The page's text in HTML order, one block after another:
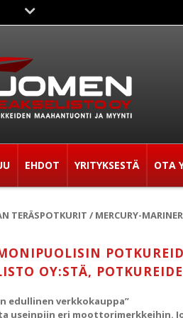
EHDOT YRITYKSESTÄ OTA
TERÄSPOTKURIT / MERCURY-
OY:STÄ,
edullinen verkkokauppa”
useinpiin eri moottorimerkkeihin.